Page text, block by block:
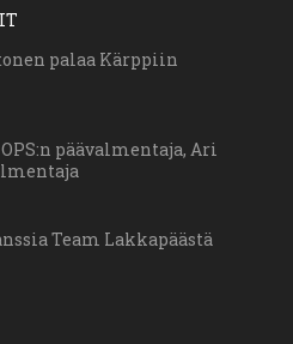
palaa Kärppiin
päävalmentaja, Ari
Team Lakkapäästä